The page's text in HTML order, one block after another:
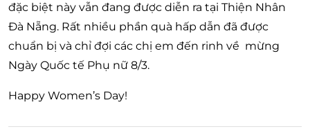
đặc biệt này vẫn đang được diễn ra tại Thiện Nhân
Đà Nẵng. Rất nhiều phần quà hấp dẫn đã được
chuẩn bị và chỉ đợi các chị em đến rinh về mừng
Ngày Quốc tế Phụ nữ 8/3.
Happy Women’s Day!